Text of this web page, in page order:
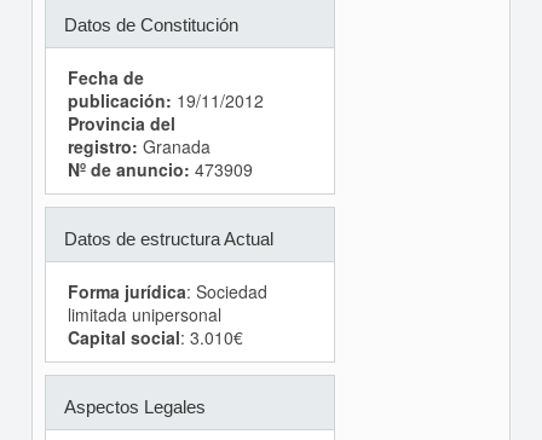
Datos de Constitución
Fecha de
publicación: 19/11/2012
Provincia del
registro: Granada
Nº de anuncio: 473909
Datos de estructura Actual
Forma jurídica: Sociedad
limitada unipersonal
Capital social: 3.010€
Aspectos Legales